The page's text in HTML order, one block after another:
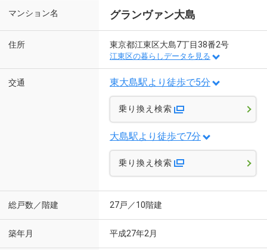
マンション名 グランヴァン大島
住所 東京都江東区大島7丁目38番2号
江東区の暮らしデータを見る
交通 東大島駅より徒歩で5分
乗り換え検索
大島駅より徒歩で7分
乗り換え検索
総戸数／階建 27戸／10階建
築年月 平成27年2月